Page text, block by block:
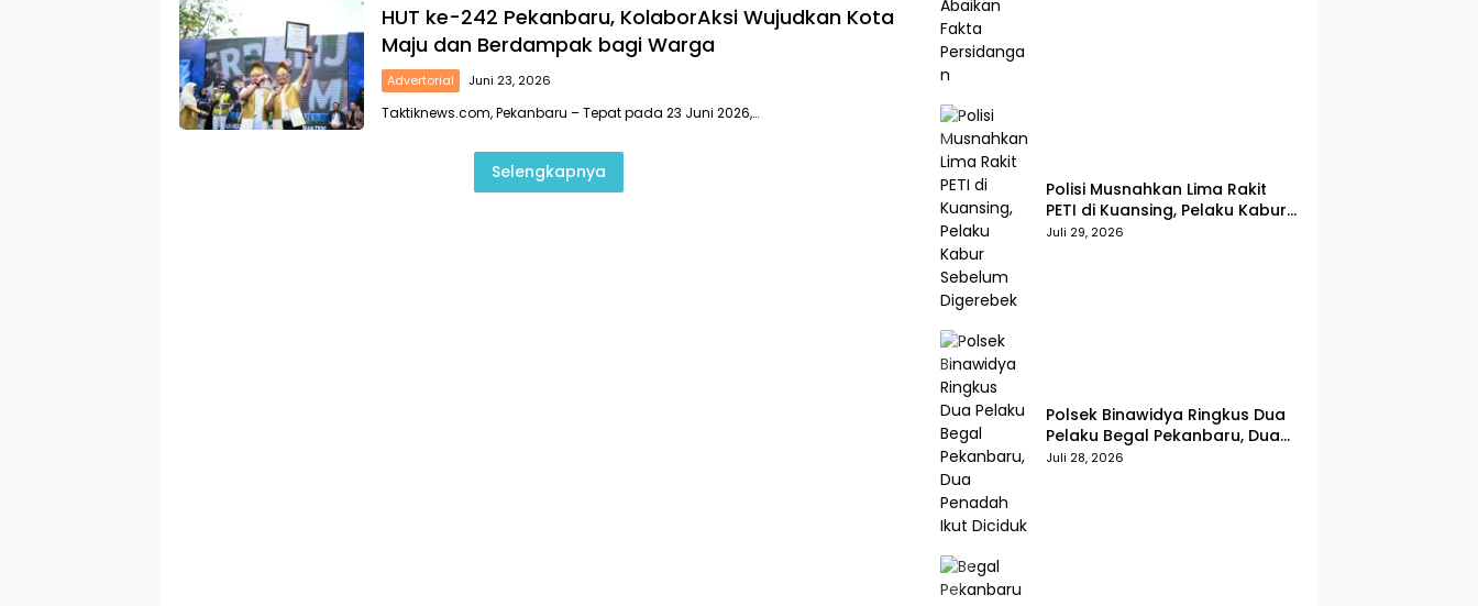
HUT ke-242 Pekanbaru, KolaborAksi Wujudkan Kota
Maju dan Berdampak bagi Warga
Advertorial Juni 23, 2026
Taktiknews.com, Pekanbaru – Tepat pada 23 Juni 2026,…
Selengkapnya
Polisi Musnahkan Lima Rakit
PETI di Kuansing, Pelaku Kabur
Sebelum Digerebek
Juli 29, 2026
Polsek Binawidya Ringkus Dua
Pelaku Begal Pekanbaru, Dua
Penadah Ikut Diciduk
Juli 28, 2026